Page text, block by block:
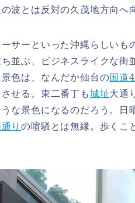
波とは反対の久茂地方向へ
サーといった沖縄らしい
並ぶ、ビジネスライクな街
色は、なんだか仙台の国道
せる。東二番丁も城址大通
な景色になるのだろう。日
りの喧騒とは無縁。歩くこ